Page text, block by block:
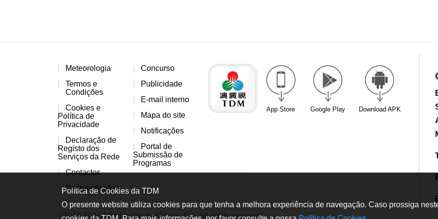
Meteorologia
Termos e
Condições
Cookies e
Política de
Privacidade
Declaração de
Registo dos
Serviços da Rede
Contactos
Recrutamento
Concurso
Publicidade
E-mail interno
Mapa do site
Notificações
Portal de
Submissão de
Programas
App Store Google Play Download APK
©2026 TDM-Teledifusão de Macau, S.A. All rights reserved
Política de Cookies da TDM
O presente website utiliza cookies para que tenha a melhora experiência de navegação. Caso prossiga